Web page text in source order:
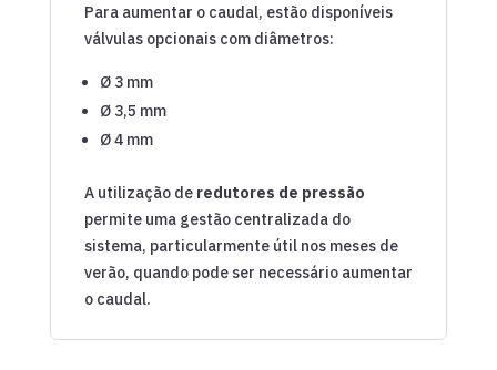
Para aumentar o caudal, estão disponíveis
válvulas opcionais com diâmetros:
Ø 3 mm
Ø 3,5 mm
Ø 4 mm
A utilização de redutores de pressão
permite uma gestão centralizada do
sistema, particularmente útil nos meses de
verão, quando pode ser necessário aumentar
o caudal.